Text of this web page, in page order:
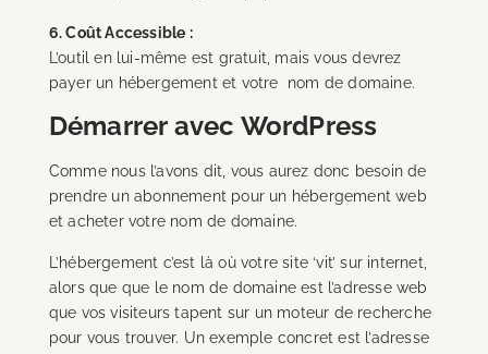
6. Coût Accessible :
L’outil en lui-même est gratuit, mais vous devrez
payer un hébergement et votre nom de domaine.
Démarrer avec WordPress
Comme nous l’avons dit, vous aurez donc besoin de
prendre un abonnement pour un hébergement web
et acheter votre nom de domaine.
L’hébergement c’est là où votre site ‘vit’ sur internet,
alors que que le nom de domaine est l’adresse web
que vos visiteurs tapent sur un moteur de recherche
pour vous trouver. Un exemple concret est l’adresse